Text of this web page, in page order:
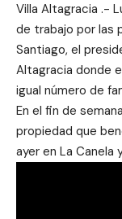
Villa Altagracia .-
de trabajo por las
Santiago, el
Altagracia donde
igual número de
En el fin de
propiedad que
ayer en La Canela